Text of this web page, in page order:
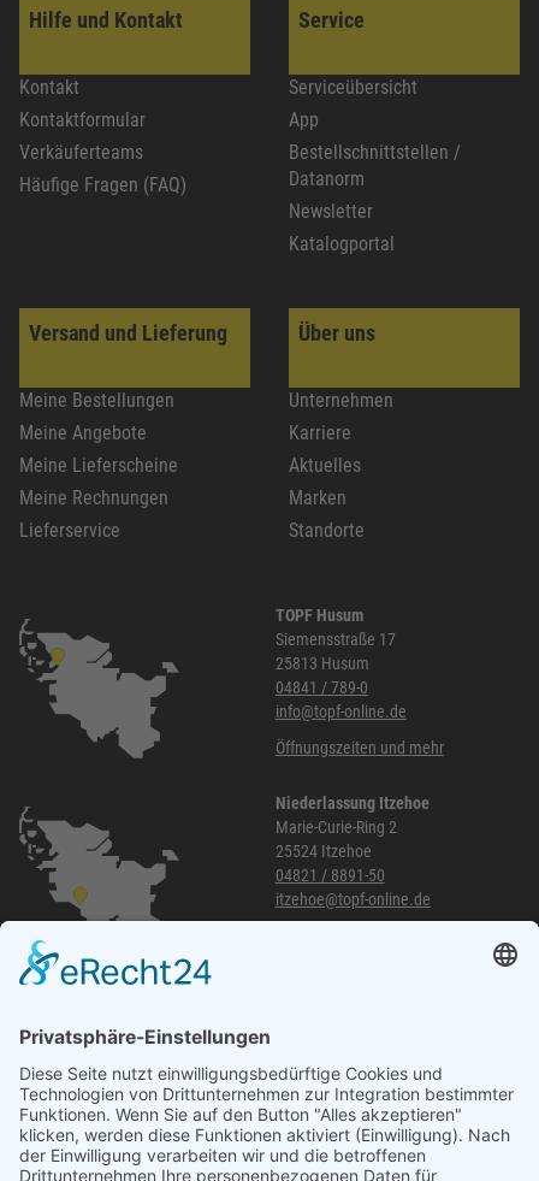
Hilfe und Kontakt
Kontakt
Kontaktformular
Verkäuferteams
Häufige Fragen (FAQ)
Service
Serviceübersicht
App
Bestellschnittstellen /
Datanorm
Newsletter
Katalogportal
Versand und Lieferung
Meine Bestellungen
Meine Angebote
Meine Lieferscheine
Meine Rechnungen
Lieferservice
Über uns
Unternehmen
Karriere
Aktuelles
Marken
Standorte
TOPF Husum
Siemensstraße 17
25813 Husum
04841 / 789-0
info@topf-online.de
Öffnungszeiten und mehr
Niederlassung Itzehoe
Marie-Curie-Ring 2
25524 Itzehoe
04821 / 8891-50
itzehoe@topf-online.de
040 / 21 04 04 04-04
glinde@topf-online.de
Öffnungszeiten und mehr